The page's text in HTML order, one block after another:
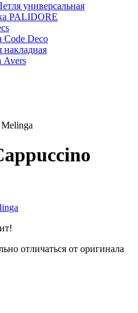
универсальная
PALIDORE
Code Deco
накладная
Avers
отличаться от оригинала